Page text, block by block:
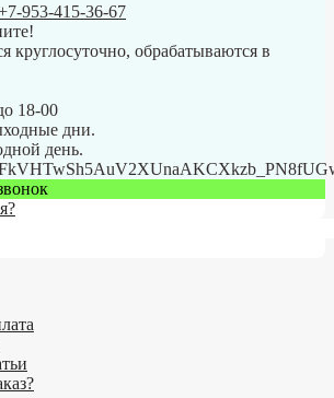
953-415-36-67
круглосуточно, обрабатываются в
18-00
дни.
день.